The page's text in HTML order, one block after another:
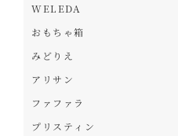
WELEDA
おもちゃ箱
みどりえ
アリサン
ファファラ
プリスティン